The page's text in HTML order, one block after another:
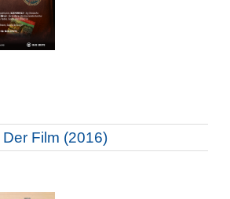
Film (2016)